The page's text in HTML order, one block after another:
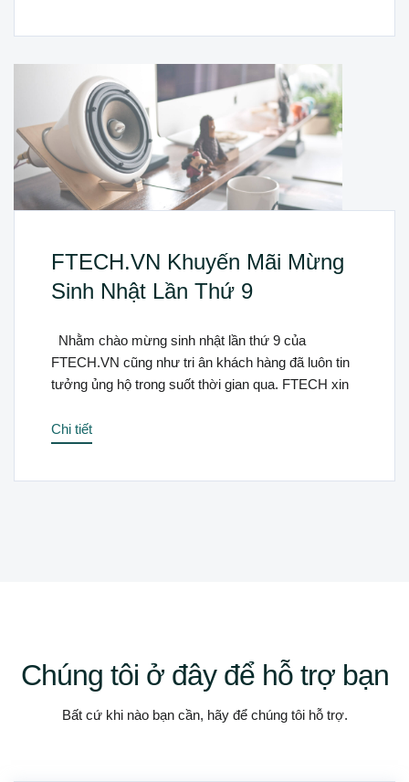
FTECH.VN Khuyến Mãi Mừng
Sinh Nhật Lần Thứ 9
Nhằm chào mừng sinh nhật lần thứ 9 của
FTECH.VN cũng như tri ân khách hàng đã luôn tin
tưởng ủng hộ trong suốt thời gian qua. FTECH xin
Chi tiết
Chúng tôi ở đây để hỗ trợ bạn
Bất cứ khi nào bạn cần, hãy để chúng tôi hỗ trợ.